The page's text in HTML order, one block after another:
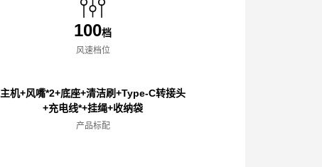
100档
风速档位
主机+风嘴*2+底座+清洁刷+Type-C转接头
+充电线*+挂绳+收纳袋
产品标配